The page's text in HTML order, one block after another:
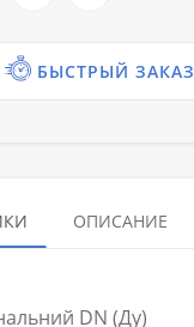
БЫСТРЫЙ ЗАКАЗ
ОПИСАНИЕ
DN (Ду)